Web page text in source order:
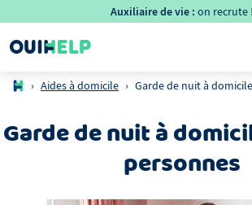
Auxiliaire de vie : on recrute !
› Aides à domicile › Garde de nuit à
Garde de nuit à
personnes